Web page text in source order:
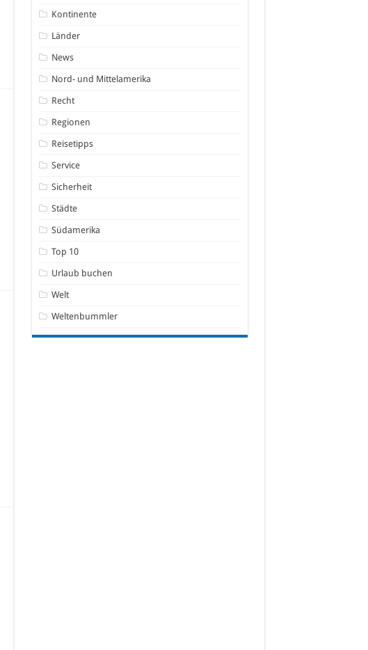
Kontinente
Länder
News
Nord- und Mittelamerika
Recht
Regionen
Reisetipps
Service
Sicherheit
Städte
Südamerika
Top 10
Urlaub buchen
Welt
Weltenbummler